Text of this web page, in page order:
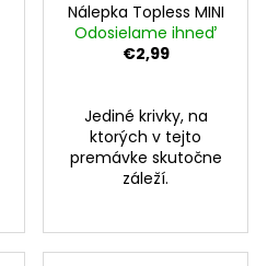
Nálepka Topless MINI
Odosielame ihneď
€2,99
Jediné krivky, na
ktorých v tejto
premávke skutočne
záleží.